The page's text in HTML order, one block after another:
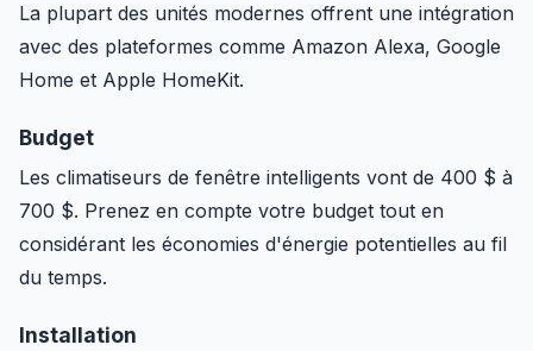
La plupart des unités modernes offrent une intégration
avec des plateformes comme Amazon Alexa, Google
Home et Apple HomeKit.
Budget
Les climatiseurs de fenêtre intelligents vont de 400 $ à
700 $. Prenez en compte votre budget tout en
considérant les économies d'énergie potentielles au fil
du temps.
Installation